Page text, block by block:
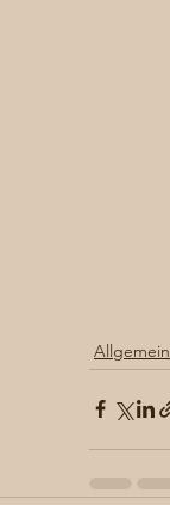
Allgemein